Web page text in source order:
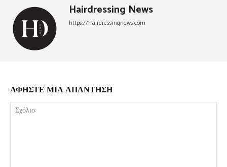
Hairdressing News
https://hairdressingnews.com
ΑΦΗΣΤΕ ΜΙΑ ΑΠΑΝΤΗΣΗ